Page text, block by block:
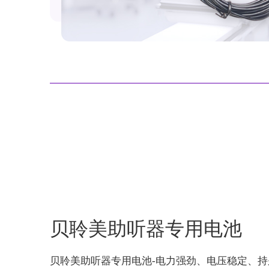
贝聆美助听器专用电池
贝聆美助听器专用电池-电力强劲、电压稳定、